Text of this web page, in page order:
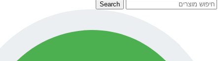
Search